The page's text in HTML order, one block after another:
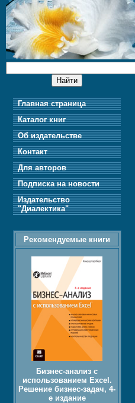
Главная страница
Каталог книг
Об издательстве
Контакт
Для авторов
Подписка на новости
Издательство
"Диалектика"
Рекомендуемые книги
Бизнес-анализ с
использованием Excel.
Решение бизнес-задач, 4-
е издание